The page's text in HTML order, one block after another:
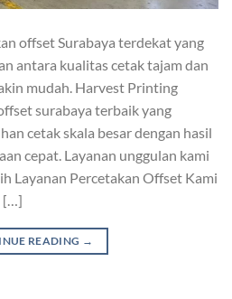
offset Surabaya terdekat yang
antara kualitas cetak tajam dan
mudah. Harvest Printing
surabaya terbaik yang
cetak skala besar dengan hasil
cepat. Layanan unggulan kami
Layanan Percetakan Offset Kami
[…]
READING →